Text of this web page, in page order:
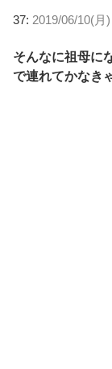
37: 2019/06/10(月
そんなに祖母に
で連れてかなき